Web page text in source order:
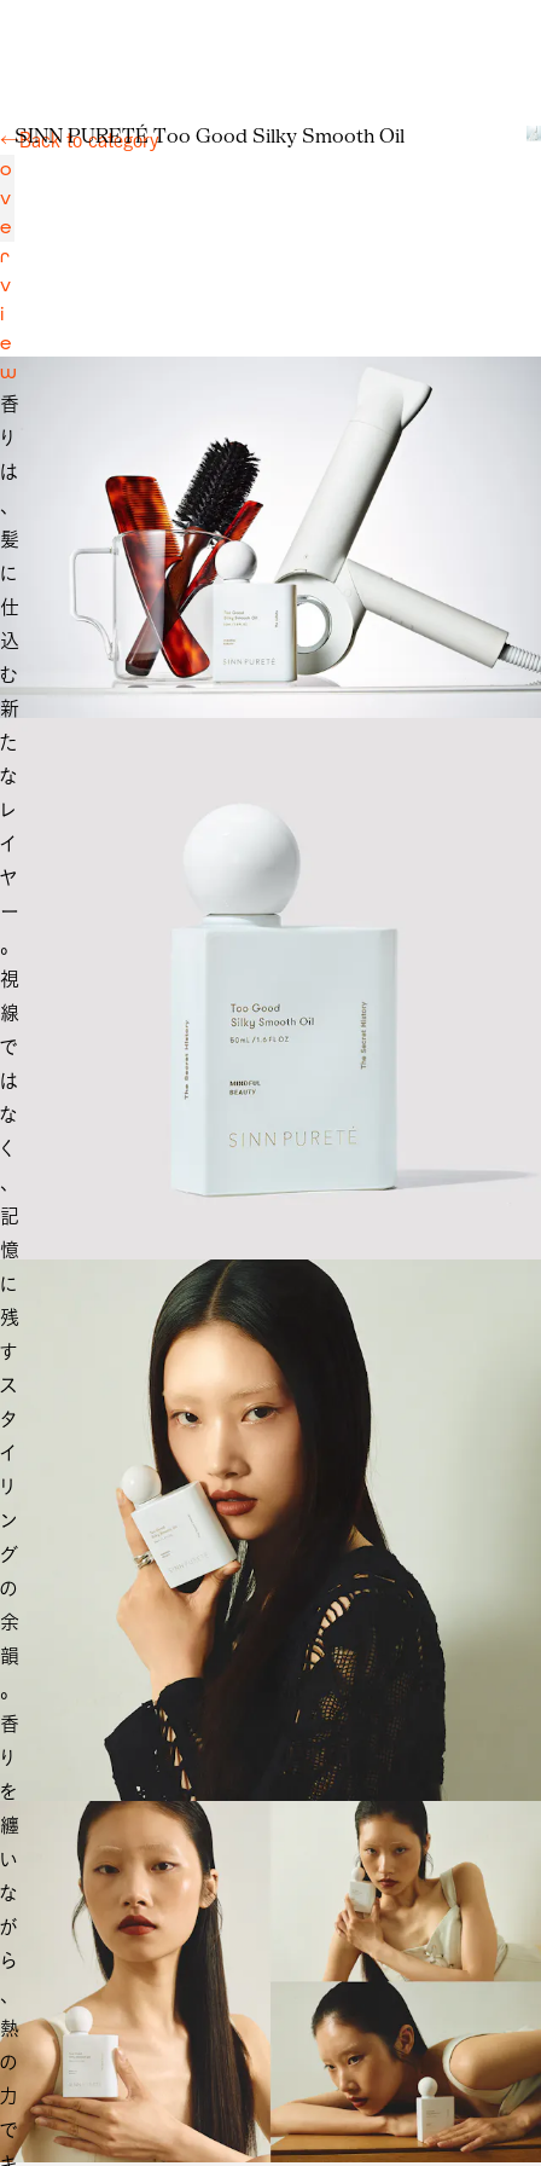
←Back to category
SINN PURETÉ Too Good Silky Smooth Oil
o
v
e
r
v
i
e
w
香
り
は
、
髪
に
仕
込
む
新
た
な
レ
イ
ヤ
ー
。
視
線
で
は
な
く
、
記
憶
に
残
す
ス
タ
イ
リ
ン
グ
の
余
韻
。
香
り
を
纏
い
な
が
ら
、
熱
の
力
で